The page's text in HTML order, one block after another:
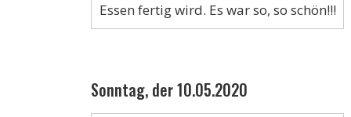
Essen fertig wird. Es war so, so schön!!!
Sonntag, der 10.05.2020